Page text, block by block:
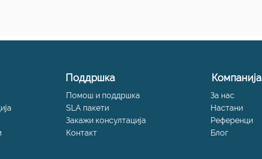
Поддршка
Помош и поддршка
SLA пакети
Закажи консултација
Контакт
Компанија
За нас
Настани
Референци
Блог